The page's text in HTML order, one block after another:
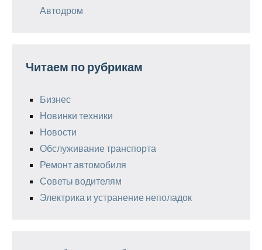
Автодром
Читаем по рубрикам
Бизнес
Новинки техники
Новости
Обслуживание транспорта
Ремонт автомобиля
Советы водителям
Электрика и устранение неполадок